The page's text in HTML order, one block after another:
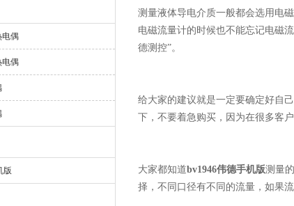
电偶
电偶
版
测量液体导电介质一般都会选用电
电磁流量计的时候也不能忘记电磁
德测控”。
给大家的建议就是一定要确定好自
下，不要着急购买，因为在很多客
大家都知道bv1946伟德手机版测量
择，不同口径有不同的流量，如果